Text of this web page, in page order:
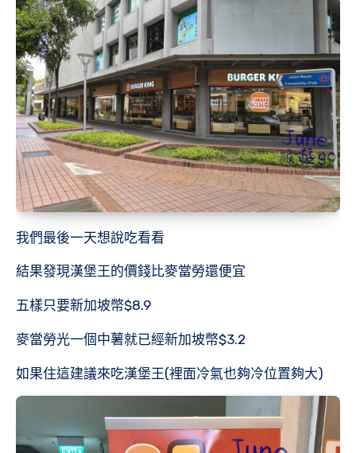
我們最後一天想說吃看看
結果發現漢堡王的價錢比麥當勞還便宜
五樣只要新加坡幣$8.9
麥當勞光一個中薯就已經新加坡幣$3.2
如果住這建議來吃漢堡王(裡面冷氣也夠冷位置夠大)